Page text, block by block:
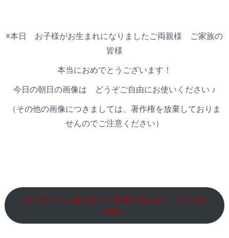
※本日 お子様がお生まれになりましたご両親様 ご家族の
皆様
本当におめでとうございます！
今日の朝日の画像は どうぞご自由にお使いください ♪
（その他の画像につきましては、著作権を放棄しておりま
せんのでご注意ください）
＼なぜ子どもが生まれたら泡盛を贈るの？｜かりゆし
沖縄／